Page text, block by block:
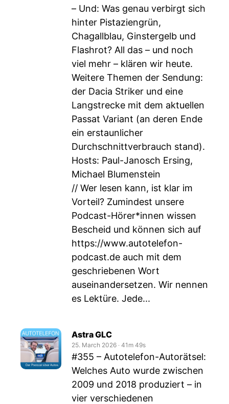
– Und: Was genau verbirgt sich
hinter Pistaziengrün,
Chagallblau, Ginstergelb und
Flashrot? All das – und noch
viel mehr – klären wir heute.
Weitere Themen der Sendung:
der Dacia Striker und eine
Langstrecke mit dem aktuellen
Passat Variant (an deren Ende
ein erstaunlicher
Durchschnittverbrauch stand).
Hosts: Paul-Janosch Ersing,
Michael Blumenstein
// Wer lesen kann, ist klar im
Vorteil? Zumindest unsere
Podcast-Hörer*innen wissen
Bescheid und können sich auf
https://www.autotelefon-
podcast.de auch mit dem
geschriebenen Wort
auseinandersetzen. Wir nennen
es Lektüre. Jede...
Astra GLC
25. March 2026 ‧ 41m 49s
#355 – Autotelefon-Autorätsel:
Welches Auto wurde zwischen
2009 und 2018 produziert – in
vier verschiedenen